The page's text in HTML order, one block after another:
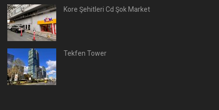
Kore Şehitleri Cd Şok Market
Tekfen Tower